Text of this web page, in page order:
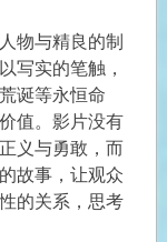
物与精良的制
写实的笔触，
诞等永恒命
值。影片没有
义与勇敢，而
故事，让观众
的关系，思考